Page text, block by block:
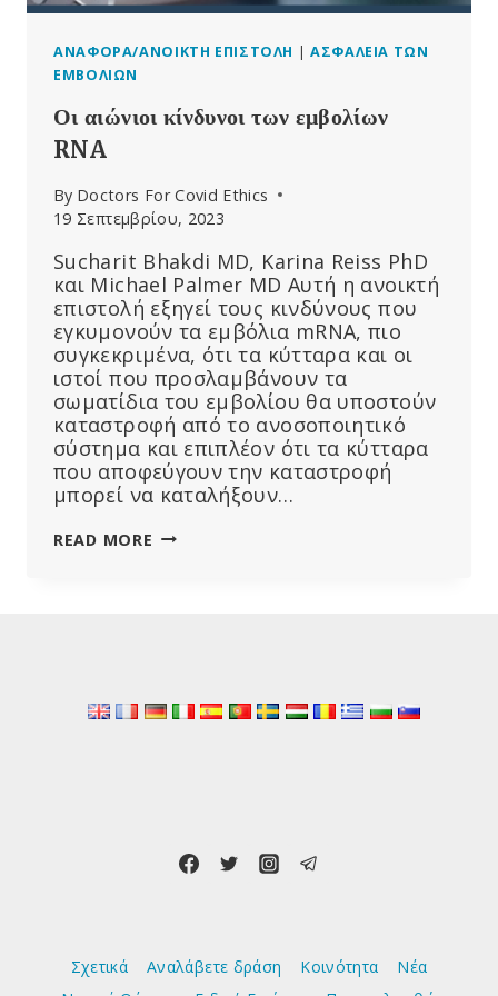
ΑΝΑΦΟΡΆ/ΑΝΟΙΚΤΉ ΕΠΙΣΤΟΛΉ |ΑΣΦΆΛΕΙΑ ΤΩΝ
ΕΜΒΟΛΊΩΝ
Οι αιώνιοι κίνδυνοι των εμβολίων
RNA
By Doctors For Covid Ethics
19 Σεπτεμβρίου, 2023
Sucharit Bhakdi MD, Karina Reiss PhD
και Michael Palmer MD Αυτή η ανοικτή
επιστολή εξηγεί τους κινδύνους που
εγκυμονούν τα εμβόλια mRNA, πιο
συγκεκριμένα, ότι τα κύτταρα και οι
ιστοί που προσλαμβάνουν τα
σωματίδια του εμβολίου θα υποστούν
καταστροφή από το ανοσοποιητικό
σύστημα και επιπλέον ότι τα κύτταρα
που αποφεύγουν την καταστροφή
μπορεί να καταλήξουν…
READ MORE ΟΙ
Σχετικά Αναλάβετε δράση Κοινότητα
Νέα